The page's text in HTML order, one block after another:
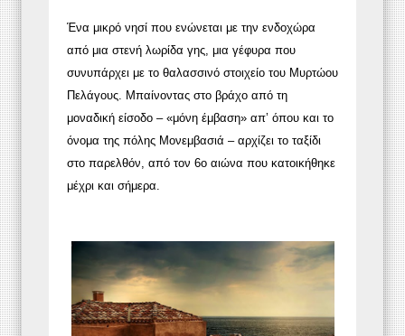
Ένα μικρό νησί που ενώνεται με την ενδοχώρα
από μια στενή λωρίδα γης, μια γέφυρα που
συνυπάρχει με το θαλασσινό στοιχείο του Μυρτώου
Πελάγους. Μπαίνοντας στο βράχο από τη
μοναδική είσοδο – «μόνη έμβαση» απ’ όπου και το
όνομα της πόλης Μονεμβασιά – αρχίζει το ταξίδι
στο παρελθόν, από τον 6ο αιώνα που κατοικήθηκε
μέχρι και σήμερα.